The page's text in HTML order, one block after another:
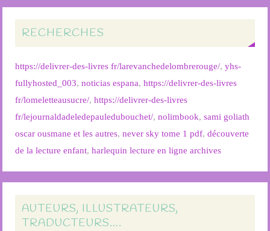
RECHERCHES
https://delivrer-des-livres fr/larevanchedelombrerouge/,yhs-
fullyhosted_003,noticias espana,https://delivrer-des-livres
fr/lomeletteausucre/,https://delivrer-des-livres
fr/lejournaldadeledepauledubouchet/,nolimbook,sami goliath
oscar ousmane et les autres,never sky tome 1 pdf,découverte
de la lecture enfant,harlequin lecture en ligne archives
AUTEURS, ILLUSTRATEURS,
TRADUCTEURS….